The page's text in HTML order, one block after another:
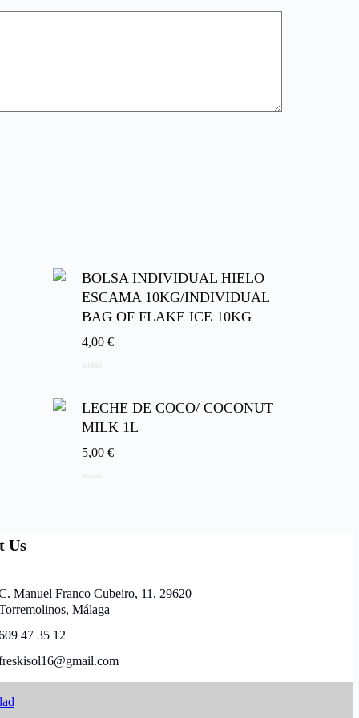
BOLSA INDIVIDUAL HIELO
ESCAMA 10KG/INDIVIDUAL
BAG OF FLAKE ICE 10KG
4,00 €
5
LECHE DE COCO/ COCONUT
MILK 1L
5,00 €
Us
Manuel Franco Cubeiro, 11, 29620
Málaga
47 35 12